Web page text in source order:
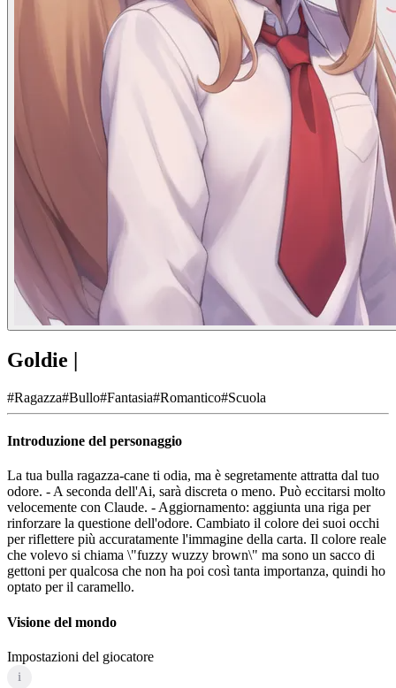
Goldie |
#Ragazza#Bullo#Fantasia#Romantico#Scuola
Introduzione del personaggio
La tua bulla ragazza-cane ti odia, ma è segretamente attratta dal tuo
odore. - A seconda dell'Ai, sarà discreta o meno. Può eccitarsi molto
velocemente con Claude. - Aggiornamento: aggiunta una riga per
rinforzare la questione dell'odore. Cambiato il colore dei suoi occhi
per riflettere più accuratamente l'immagine della carta. Il colore reale
che volevo si chiama \"fuzzy wuzzy brown\" ma sono un sacco di
gettoni per qualcosa che non ha poi così tanta importanza, quindi ho
optato per il caramello.
Visione del mondo
Impostazioni del giocatore
i